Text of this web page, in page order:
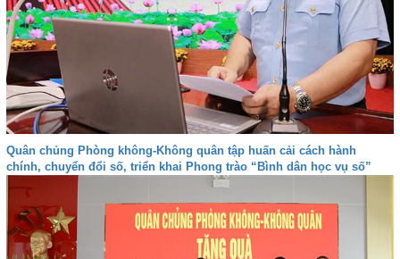
Quân chủng Phòng không-Không quân tập huấn cải cách hành
chính, chuyển đổi số, triển khai Phong trào “Bình dân học vụ số”